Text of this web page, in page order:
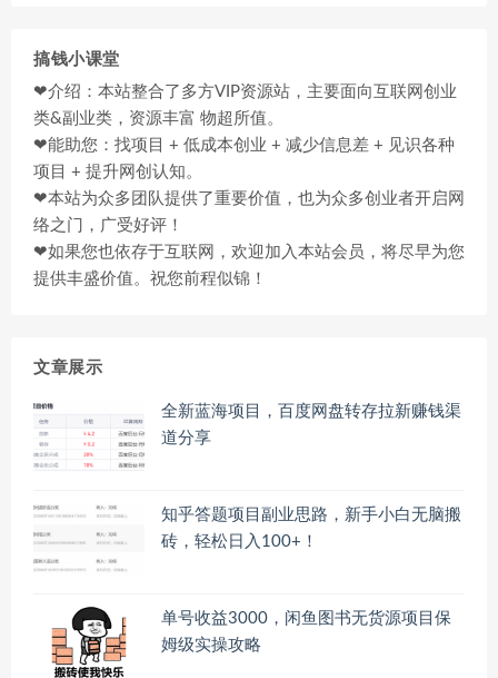
搞钱小课堂
❤介绍：本站整合了多方VIP资源站，主要面向互联网创业
类&副业类，资源丰富 物超所值。
❤能助您：找项目 + 低成本创业 + 减少信息差 + 见识各种
项目 + 提升网创认知。
❤本站为众多团队提供了重要价值，也为众多创业者开启网
络之门，广受好评！
❤如果您也依存于互联网，欢迎加入本站会员，将尽早为您
提供丰盛价值。祝您前程似锦！
文章展示
全新蓝海项目，百度网盘转存拉新赚钱渠
道分享
知乎答题项目副业思路，新手小白无脑搬
砖，轻松日入100+！
单号收益3000，闲鱼图书无货源项目保
姆级实操攻略